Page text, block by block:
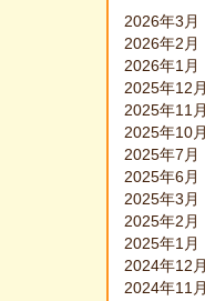
2026年3月
2026年2月
2026年1月
2025年12月
2025年11月
2025年10月
2025年7月
2025年6月
2025年3月
2025年2月
2025年1月
2024年12月
2024年11月